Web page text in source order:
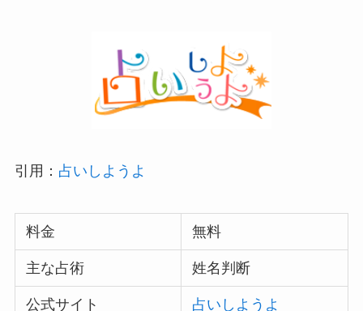
引用： 占いしようよ
料金 無料
主な占術 姓名判断
公式サイト 占いしようよ